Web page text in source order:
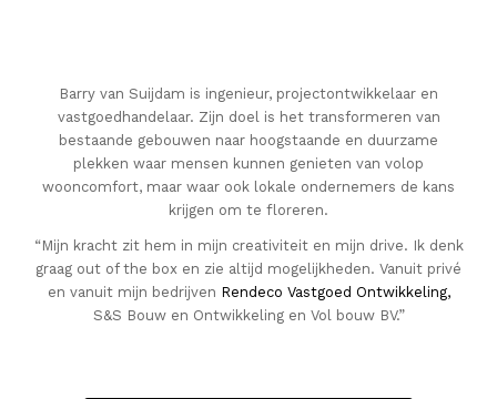
Barry van Suijdam is ingenieur, projectontwikkelaar en
vastgoedhandelaar. Zijn doel is het transformeren van
bestaande gebouwen naar hoogstaande en duurzame
plekken waar mensen kunnen genieten van volop
wooncomfort, maar waar ook lokale ondernemers de kans
krijgen om te floreren.
“Mijn kracht zit hem in mijn creativiteit en mijn drive. Ik denk
graag out of the box en zie altijd mogelijkheden. Vanuit privé
en vanuit mijn bedrijven Rendeco Vastgoed Ontwikkeling,
S&S Bouw en Ontwikkeling en Vol bouw BV.”